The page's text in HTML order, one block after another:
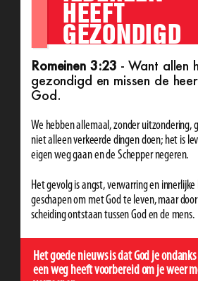
HEEFT
GEZONDIGD
Romeinen 3:23 - Want allen
gezondigd en missen de
God.
We hebben allemaal, zonder uitzondering,
niet alleen verkeerde dingen doen; het is
eigen weg gaan en de Schepper negeren.
Het gevolg is angst, verwarring en
geschapen om met God te leven, maar
scheiding ontstaan tussen God en de mens.
Het goede nieuws is dat God je
een weg heeft voorbereid om je weer